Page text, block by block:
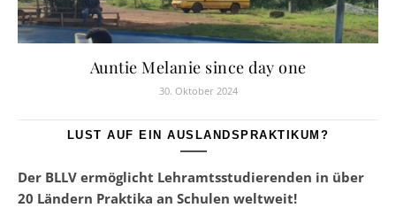
Auntie Melanie since day one
30. Oktober 2024
LUST AUF EIN AUSLANDSPRAKTIKUM?
Der BLLV ermöglicht Lehramtsstudierenden in über
20 Ländern Praktika an Schulen weltweit!